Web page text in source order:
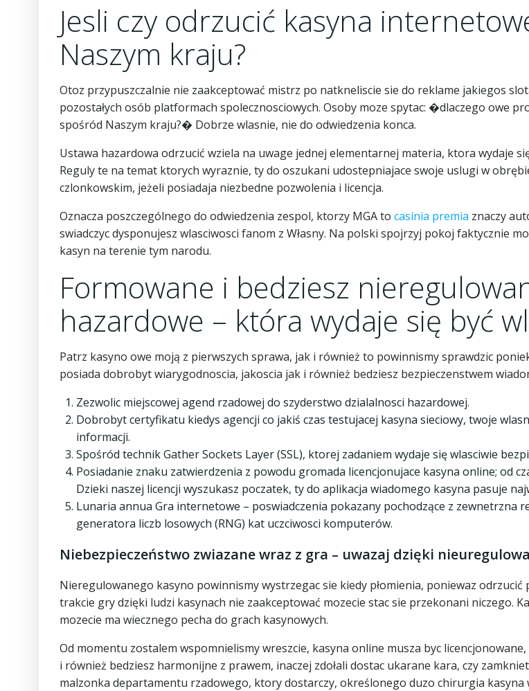
Jesli czy odrzucić kasyna
Naszym kraju?
Otoz przypuszczalnie nie zaakceptować mistrz po natkneliscie sie do reklame jakiegos
pozostałych osób platformach spolecznosciowych. Osoby moze spytac: �dlaczego owe
spośród Naszym kraju?� Dobrze wlasnie, nie do odwiedzenia konca.
Ustawa hazardowa odrzucić wziela na uwage jednej elementarnej materia, ktora wydaje
Reguly te na temat ktorych wyraznie, ty do oszukani udostepniajace swoje uslugi w
czlonkowskim, jeżeli posiadaja niezbedne pozwolenia i licencja.
Oznacza poszczególnego do odwiedzenia zespol, ktorzy MGA to casinia premia znaczy
swiadczyc dysponujesz wlasciwosci fanom z Własny. Na polski spojrzyj pokoj faktycznie
kasyn na terenie tym narodu.
Formowane i bedziesz
hazardowe – która wydaje się być
Patrz kasyno owe moją z pierwszych sprawa, jak i również to powinnismy sprawdzic
posiada dobrobyt wiarygodnoscia, jakoscia jak i również bedziesz bezpieczenstwem
Zezwolic miejscowej agend rzadowej do szyderstwo dzialalnosci hazardowej.
Dobrobyt certyfikatu kiedys agencji co jakiś czas testujacej kasyna sieciowy, twoje
informacji.
Spośród technik Gather Sockets Layer (SSL), ktorej zadaniem wydaje się wlasciwie
Posiadanie znaku zatwierdzenia z powodu gromada licencjonujace kasyna online; od
Dzieki naszej licencji wyszukasz poczatek, ty do aplikacja wiadomego kasyna pasuje
Lunaria annua Gra internetowe – poswiadczenia pokazany pochodzące z zewnetrzna
generatora liczb losowych (RNG) kat uczciwosci komputerów.
Niebezpieczeństwo zwiazane wraz z gra – uwazaj dzięki
Nieregulowanego kasyno powinnismy wystrzegac sie kiedy płomienia, poniewaz
trakcie gry dzięki ludzi kasynach nie zaakceptować mozecie stac sie przekonani niczego.
mozecie ma wiecznego pecha do grach kasynowych.
Od momentu zostalem wspomnielismy wreszcie, kasyna online musza byc
i również bedziesz harmonijne z prawem, inaczej zdołali dostac ukarane kara, czy
malzonka departamentu rzadowego, ktory dostarczy, określonego duzo chirurgia